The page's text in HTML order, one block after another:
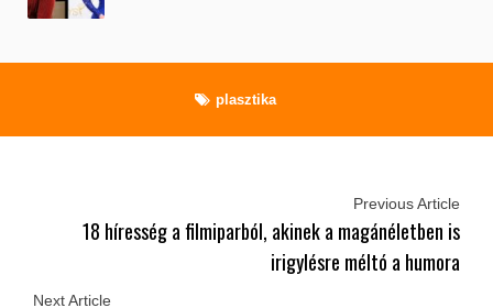
plasztika
Previous Article
18 híresség a filmiparból, akinek a magánéletben is
irigylésre méltó a humora
Next Article